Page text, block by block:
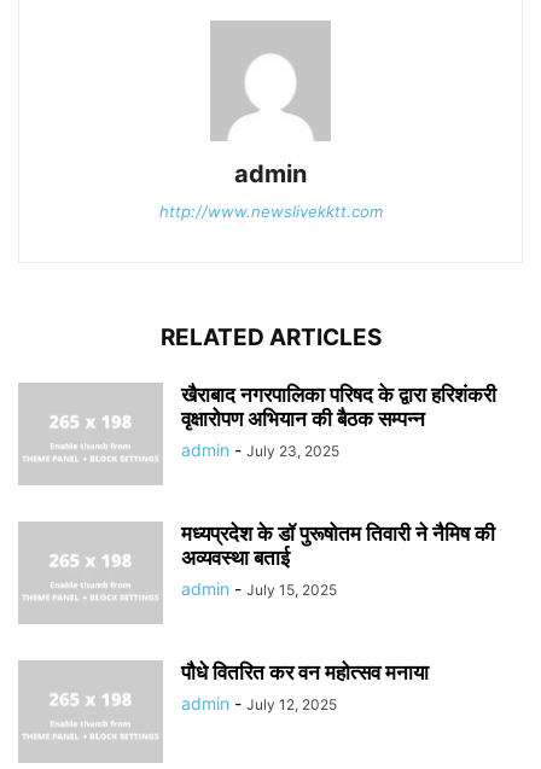
admin
http://www.newslivekktt.com
RELATED ARTICLES
खैराबाद नगरपालिका परिषद के द्वारा हरिशंकरी
वृक्षारोपण अभियान की बैठक सम्पन्न
admin - July 23, 2025
मध्यप्रदेश के डॉ पुरूषोतम तिवारी ने नैमिष की
अव्यवस्था बताई
admin - July 15, 2025
पौधे वितरित कर वन महोत्सव मनाया
admin - July 12, 2025